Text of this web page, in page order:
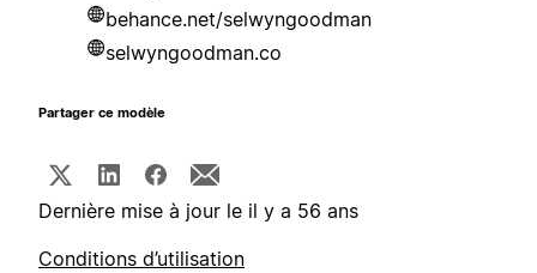
behance.net/selwyngoodman
selwyngoodman.co
Partager ce modèle
Dernière mise à jour le il y a 56 ans
Conditions d’utilisation